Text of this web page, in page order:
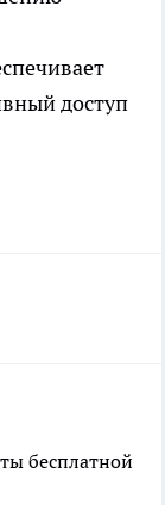
доступ
бесплатной